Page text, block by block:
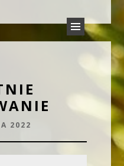
ŚWIĘTEJ
2022